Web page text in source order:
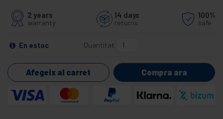
2 years
warranty
14 days
returns
100%
safe
En estoc Quantitat
Afegeix al carret Compra ara